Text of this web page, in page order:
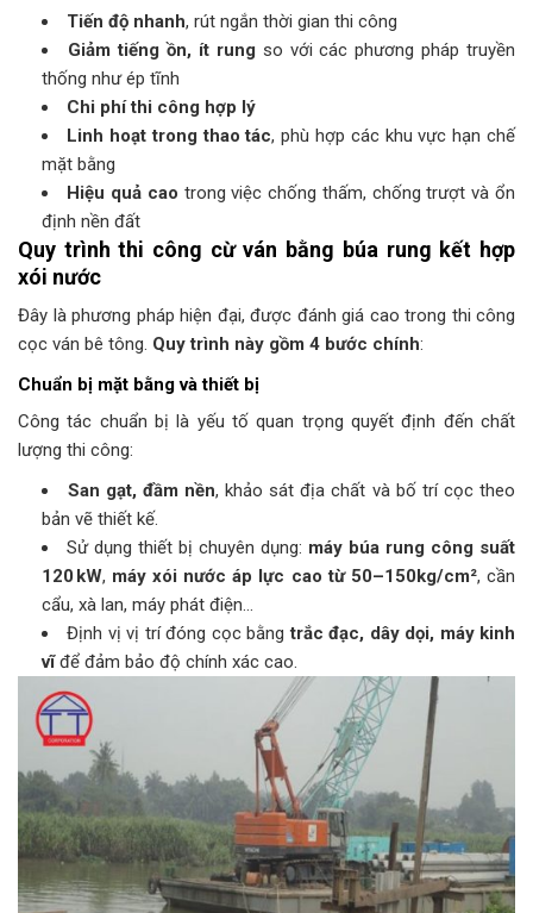
Tiến độ nhanh, rút ngắn thời gian thi công
Giảm tiếng ồn, ít rung so với các phương pháp truyền
thống như ép tĩnh
Chi phí thi công hợp lý
Linh hoạt trong thao tác, phù hợp các khu vực hạn chế
mặt bằng
Hiệu quả cao trong việc chống thấm, chống trượt và ổn
định nền đất
Quy trình thi công cừ ván bằng búa rung kết hợp
xói nước
Đây là phương pháp hiện đại, được đánh giá cao trong thi công
cọc ván bê tông. Quy trình này gồm 4 bước chính:
Chuẩn bị mặt bằng và thiết bị
Công tác chuẩn bị là yếu tố quan trọng quyết định đến chất
lượng thi công:
San gạt, đầm nền, khảo sát địa chất và bố trí cọc theo
bản vẽ thiết kế.
Sử dụng thiết bị chuyên dụng: máy búa rung công suất
120 kW, máy xói nước áp lực cao từ 50–150kg/cm², cần
cẩu, xà lan, máy phát điện…
Định vị vị trí đóng cọc bằngtrắc đạc, dây dọi, máy kinh
vĩđể đảm bảo độ chính xác cao.